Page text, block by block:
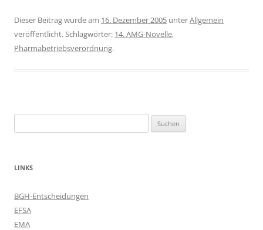
Dieser Beitrag wurde am 16. Dezember 2005 unterAllgemein
veröffentlicht. Schlagwörter: 14. AMG-Novelle,
Pharmabetriebsverordnung.
nach:
LINKS
BGH-Entscheidungen
EFSA
EMA